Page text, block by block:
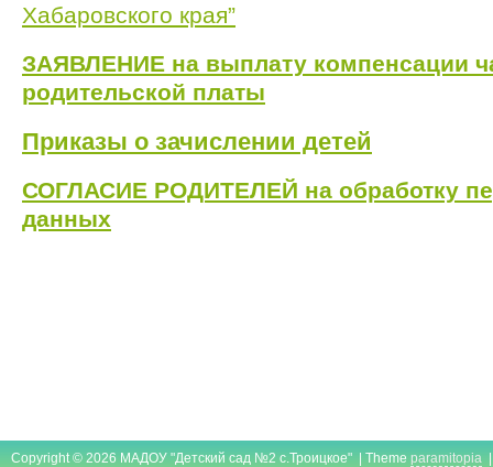
Хабаровского края”
ЗАЯВЛЕНИЕ на выплату компенсации
родительской платы
Приказы о зачислении детей
СОГЛАСИЕ РОДИТЕЛЕЙ на обработку
данных
Copyright © 2026 МАДОУ "Детский сад №2 с.Троицкое" | Theme paramitopia